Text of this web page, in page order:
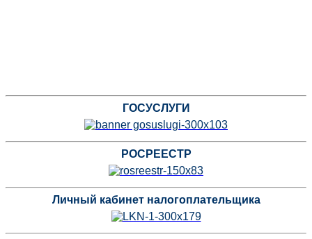
ГОСУСЛУГИ
РОСРЕЕСТР
Личный кабинет налогоплательщика